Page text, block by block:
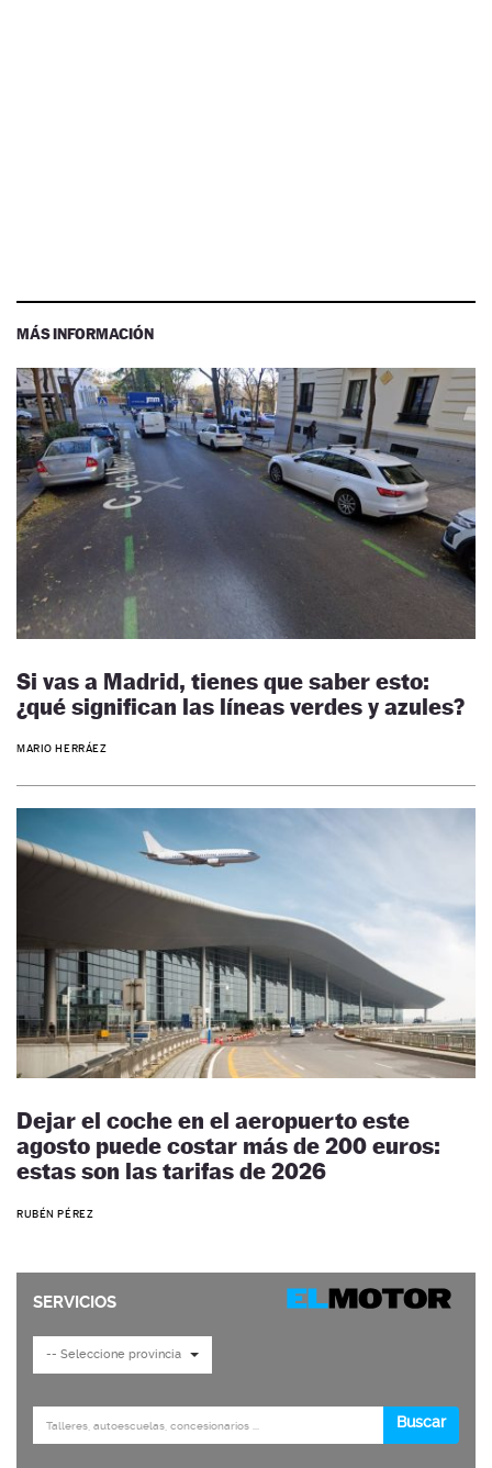
MÁS INFORMACIÓN
Si vas a Madrid, tienes que saber esto:
¿qué significan las líneas verdes y azules?
MARIO HERRÁEZ
Dejar el coche en el aeropuerto este
agosto puede costar más de 200 euros:
estas son las tarifas de 2026
RUBÉN PÉREZ